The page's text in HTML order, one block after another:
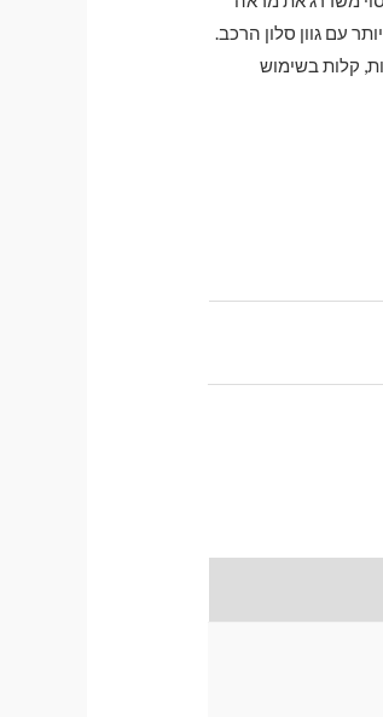
עם גוון סלון הרכב.
קלות בשימוש